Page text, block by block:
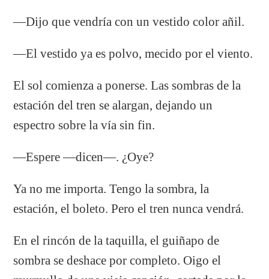
—Dijo que vendría con un vestido color añil.
—El vestido ya es polvo, mecido por el viento.
El sol comienza a ponerse. Las sombras de la
estación del tren se alargan, dejando un
espectro sobre la vía sin fin.
—Espere —dicen—. ¿Oye?
Ya no me importa. Tengo la sombra, la
estación, el boleto. Pero el tren nunca vendrá.
En el rincón de la taquilla, el guiñapo de
sombra se deshace por completo. Oigo el